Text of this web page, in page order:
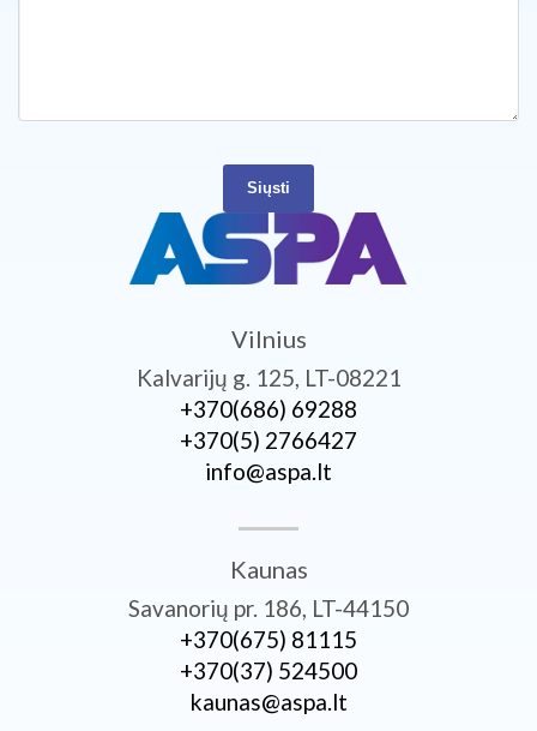
Siųsti
Vilnius
Kalvarijų g. 125, LT-08221
+370­(686) 69288
+370­(5) 2766427
info@aspa.lt
Kaunas
Savanorių pr. 186, LT-44150
+370­(675) 81115
+370­(37) 524500
kaunas@aspa.lt